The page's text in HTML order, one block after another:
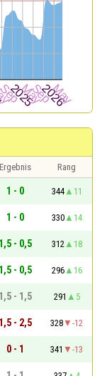
Ergebnis
Rang
1 - 0 344
11
1 - 0 330
14
1,5 - 0,5 312
18
1,5 - 0,5 296
16
1,5 - 1,5 291
5
1,5 - 2,5 328
-12
0 - 1 341
-13